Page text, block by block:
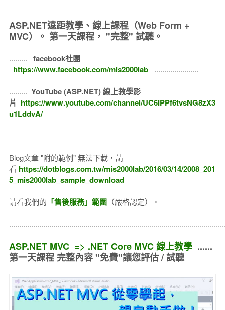
ASP.NET遠距教學、線上課程（Web Form +
MVC）。 第一天課程， "完整" 試聽。
.........
facebook社團
https://www.facebook.com/mis2000lab
......................
......... YouTube (ASP.NET) 線上教學影
片 https://www.youtube.com/channel/UC6IPPf6tvsNG8zX3
u1LddvA/
Blog文章 "附的範例" 無法下載，請
看 https://dotblogs.com.tw/mis2000lab/2016/03/14/2008_201
5_mis2000lab_sample_download
請看我們的 「售後服務」範圍（嚴格認定）。
ASP.NET MVC => .NET Core MVC 線上教學......
第一天課程 完整內容 "免費"讓您評估 / 試聽